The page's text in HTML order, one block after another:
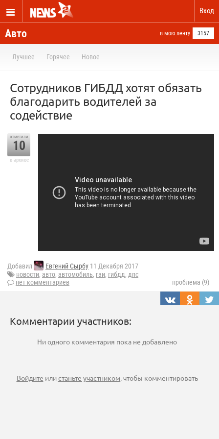
Вход
Авто в мою ленту 3157
Лучшее Горячее Новое
Сотрудников ГИБДД хотят обязать
благодарить водителей за
содействие
отметили
10
в архиве
Добавил Евгений Сырбу 11 Декабря 2017
новости, авто, автомобиль, гаи, гибдд, дпс
нет комментариев
проблема (9)
Комментарии участников:
Ни одного комментария пока не добавлено
Войдите илистаньте участником, чтобы комментировать